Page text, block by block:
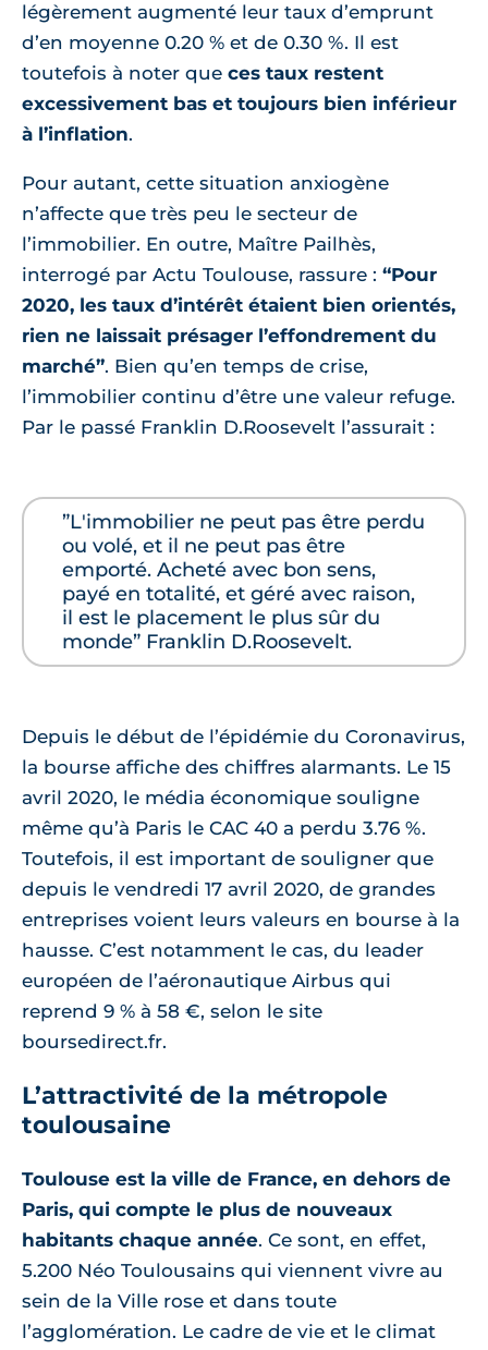
légèrement augmenté leur taux d’emprunt
d’en moyenne 0.20 % et de 0.30 %. Il est
toutefois à noter que ces taux restent
excessivement bas et toujours bien inférieur
à l’inflation.
Pour autant, cette situation anxiogène
n’affecte que très peu le secteur de
l’immobilier. En outre, Maître Pailhès,
interrogé par Actu Toulouse, rassure : “Pour
2020, les taux d’intérêt étaient bien orientés,
rien ne laissait présager l’effondrement du
marché”. Bien qu’en temps de crise,
l’immobilier continu d’être une valeur refuge.
Par le passé Franklin D.Roosevelt l’assurait :
”L'immobilier ne peut pas être perdu
ou volé, et il ne peut pas être
emporté. Acheté avec bon sens,
payé en totalité, et géré avec raison,
il est le placement le plus sûr du
monde” Franklin D.Roosevelt.
Depuis le début de l’épidémie du Coronavirus,
la bourse affiche des chiffres alarmants. Le 15
avril 2020, le média économique souligne
même qu’à Paris le CAC 40 a perdu 3.76 %.
Toutefois, il est important de souligner que
depuis le vendredi 17 avril 2020, de grandes
entreprises voient leurs valeurs en bourse à la
hausse. C’est notamment le cas, du leader
européen de l’aéronautique Airbus qui
reprend 9 % à 58 €, selon le site
boursedirect.fr.
L’attractivité de la métropole
toulousaine
Toulouse est la ville de France, en dehors de
Paris, qui compte le plus de nouveaux
habitants chaque année. Ce sont, en effet,
5.200 Néo Toulousains qui viennent vivre au
sein de la Ville rose et dans toute
l’agglomération. Le cadre de vie et le climat